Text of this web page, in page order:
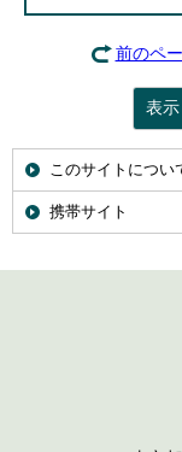
前のペ
表示
このサイトについ
携帯サイト